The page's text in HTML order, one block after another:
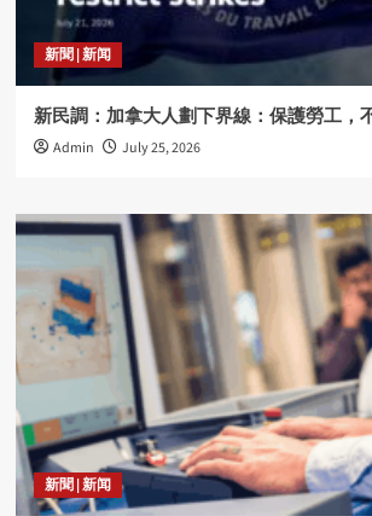
新聞 | 新闻
新民調：加拿大人劃下界線：保護勞工，
Admin July 25, 2026
新聞 | 新闻